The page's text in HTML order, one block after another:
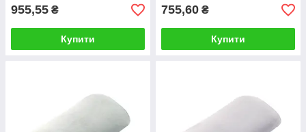
955,55 ₴
Купити
755,60 ₴
Купити